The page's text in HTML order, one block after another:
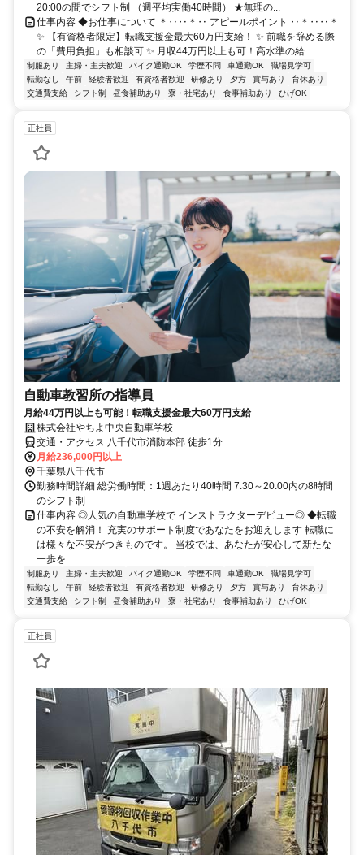
20:00の間でシフト制 （週平均実働40時間） ★無理の...
仕事内容 ◆お仕事について ＊‥‥＊‥ アピールポイント ‥＊‥‥＊
✨ 【有資格者限定】転職支援金最大60万円支給！ ✨ 前職を辞める際
の「費用負担」も相談可 ✨ 月収44万円以上も可！高水準の給...
制服あり 主婦・主夫歓迎 バイク通勤OK 学歴不問 車通勤OK
職場見学可
転勤なし
午前 経験者歓迎 有資格者歓迎 研修あり 夕方 賞与あり
育休あり
交通費支給
シフト制 昼食補助あり 寮・社宅あり 食事補助あり ひげOK
正社員
自動車教習所の指導員
月給44万円以上も可能！転職支援金最大60万円支給
株式会社やちよ中央自動車学校
交通・アクセス 八千代市消防本部 徒歩1分
月給236,000円以上
千葉県八千代市
勤務時間詳細 総労働時間：1週あたり40時間 7:30～20:00内の8時間
のシフト制
仕事内容 ◎人気の自動車学校で インストラクターデビュー◎ ◆転職
の不安を解消！ 充実のサポート制度であなたをお迎えします 転職に
は様々な不安がつきものです。 当校では、あなたが安心して新たな
一歩を...
制服あり 主婦・主夫歓迎 バイク通勤OK 学歴不問 車通勤OK
職場見学可
転勤なし
午前 経験者歓迎 有資格者歓迎 研修あり 夕方 賞与あり
育休あり
交通費支給
シフト制 昼食補助あり 寮・社宅あり 食事補助あり ひげOK
正社員